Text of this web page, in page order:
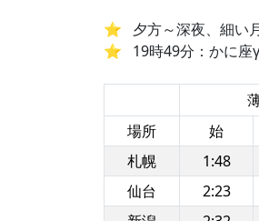
夕方～深夜、細い
19時49分：かに座
場所
始
札幌
1:48
仙台
2:23